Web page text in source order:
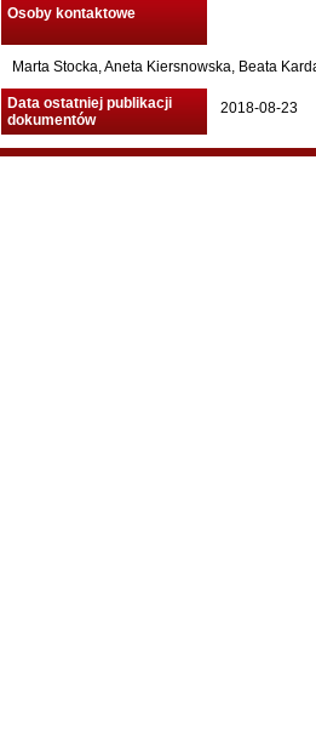
Osoby kontaktowe
Marta Stocka, Aneta Kiersnowska, Beata
Data ostatniej publikacji
dokumentów
2018-08-23